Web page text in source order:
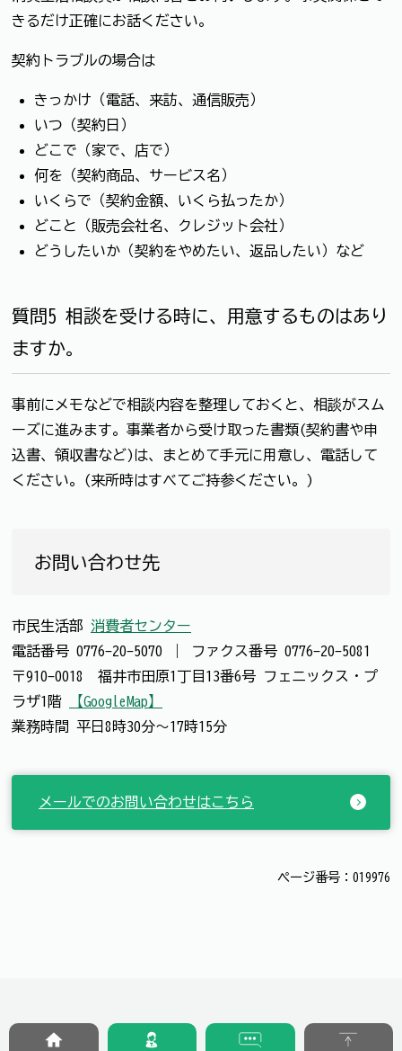
きるだけ正確にお話ください。
契約トラブルの場合は
きっかけ（電話、来訪、通信販売）
いつ（契約日）
どこで（家で、店で）
何を（契約商品、サービス名）
いくらで（契約金額、いくら払ったか）
どこと（販売会社名、クレジット会社）
どうしたいか（契約をやめたい、返品したい）など
質問5 相談を受ける時に、用意するものはあり
ますか。
事前にメモなどで相談内容を整理しておくと、相談がスム
ーズに進みます。事業者から受け取った書類(契約書や申
込書、領収書など)は、まとめて手元に用意し、電話して
ください。(来所時はすべてご持参ください。)
お問い合わせ先
市民生活部 消費者センター
電話番号 0776-20-5070 ファクス番号 0776-20-5081
〒910-0018 福井市田原1丁目13番6号 フェニックス・プ
ラザ1階
【GoogleMap】
業務時間 平日8時30分～17時15分
メールでのお問い合わせはこちら
ページ番号：019976